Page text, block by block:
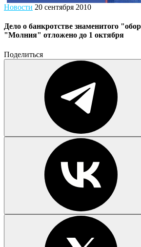
Новости 20 сентября 2010
Дело о банкротстве знаменитого
"Молния" отложено до 1 октября
Поделиться